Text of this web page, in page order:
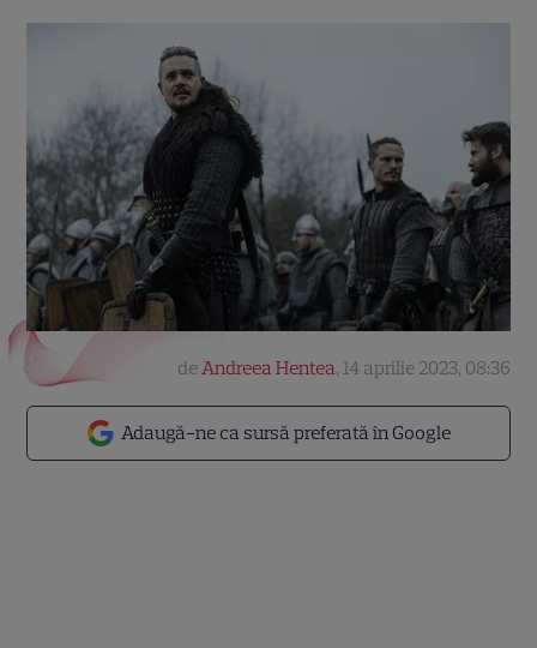
Adaugă-ne ca sursă preferată în Google
deAndreea Hentea, 14 aprilie 2023, 08:36